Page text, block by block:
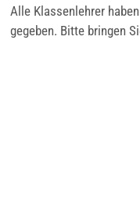
Alle Klas­sen­leh­rer
ge­ge­ben. Bit­te brin­gen